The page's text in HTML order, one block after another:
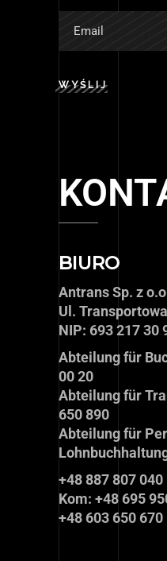
WYŚLIJ
BIURO
Antrans Sp. z
Ul.
NIP: 693 217 30
Abteilung für
00 20
Abteilung für
650 890
Abteilung für
+48 887 807 040
Kom: +48 695
+48 603 650 670